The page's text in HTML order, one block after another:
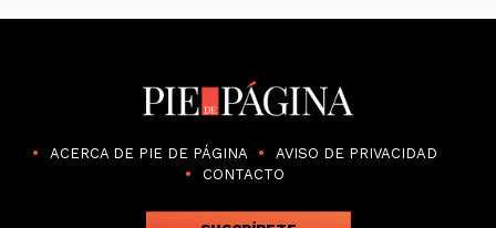
ACERCA DE PIE DE PÁGINA
AVISO DE PRIVACIDAD
CONTACTO